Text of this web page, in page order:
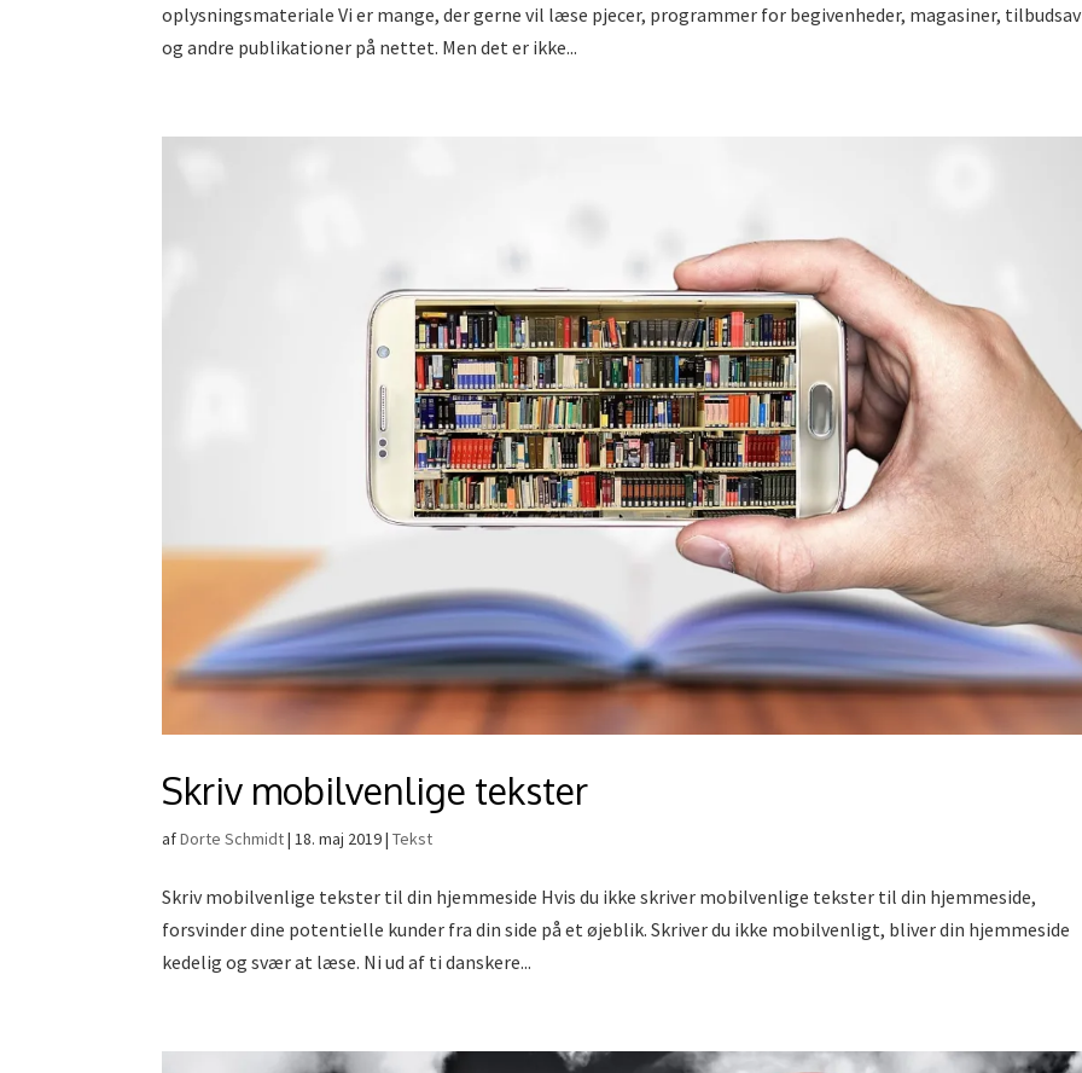
oplysningsmateriale Vi er mange, der gerne vil læse pjecer, programmer for begivenheder, magasiner,
og andre publikationer på nettet. Men det er ikke...
Skriv mobilvenlige tekster
afDorte Schmidt|18. maj 2019|Tekst
Skriv mobilvenlige tekster til din hjemmeside Hvis du ikke skriver mobilvenlige tekster til din hjemmeside,
forsvinder dine potentielle kunder fra din side på et øjeblik. Skriver du ikke mobilvenligt, bliver din hjemmeside
kedelig og svær at læse. Ni ud af ti danskere...